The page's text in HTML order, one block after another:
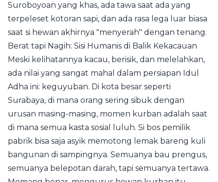
Suroboyoan yang khas, ada tawa saat ada yang
terpeleset kotoran sapi, dan ada rasa lega luar biasa
saat si hewan akhirnya "menyerah" dengan tenang.
Berat tapi Nagih: Sisi Humanis di Balik Kekacauan
Meski kelihatannya kacau, berisik, dan melelahkan,
ada nilai yang sangat mahal dalam persiapan Idul
Adha ini: keguyuban. Di kota besar seperti
Surabaya, di mana orang sering sibuk dengan
urusan masing-masing, momen kurban adalah saat
di mana semua kasta sosial luluh. Si bos pemilik
pabrik bisa saja asyik memotong lemak bareng kuli
bangunan di sampingnya. Semuanya bau prengus,
semuanya belepotan darah, tapi semuanya tertawa.